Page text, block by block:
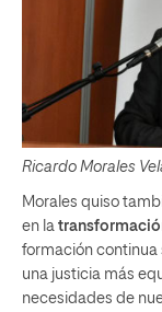
Ricardo Morales
Morales quiso
en la
formación continua
una justicia más
necesidades de